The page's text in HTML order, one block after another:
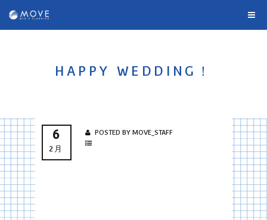
HAPPY WEDDING！
6
2月
POSTED BY MOVE_STAFF